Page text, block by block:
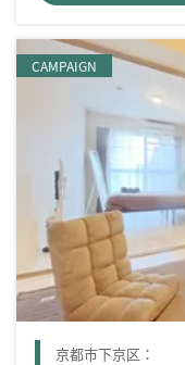
CAMPAIGN
京都市下京区：